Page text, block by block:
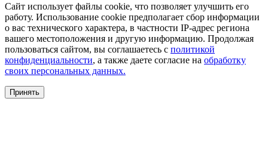
Сайт использует файлы cookie, что позволяет улучшить его
работу. Использование cookie предполагает сбор информации
о вас технического характера, в частности IP-адрес региона
вашего местоположения и другую информацию. Продолжая
пользоваться сайтом, вы соглашаетесь с политикой
конфиденциальности, а также даете согласие на обработку
своих персональных данных.
Принять